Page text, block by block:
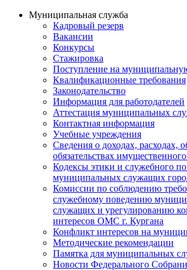
Муниципальная служба
Кадровый резерв
Вакансии
Конкурсы
Стажировка
Поступление на
Квалификационные требования
Законодательство
Информация для работодателей
Аттестация муниципальных
Контактная информация
Учебные учреждения
Сведения о доходах, расходах,
обязательствах
Кодексы этики и служебного
муниципальных служащих
Комиссии по соблюдению
служебному поведению
служащих и урегулированию
интересов ОМС г. Кургана
Конфликт интересов на
Методические рекомендации
Памятка для муниципальных
Новости Федерального